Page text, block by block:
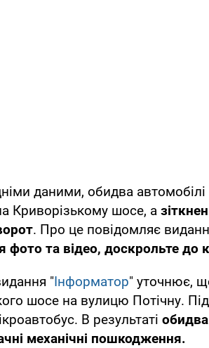
даними, обидва
Криворізькому шосе, а
. Про це повідомляє
фото та відео, доскрольте до
"Інформатор" уточнює,
шосе на вулицю Потічну.
В результаті
механічні пошкодження.